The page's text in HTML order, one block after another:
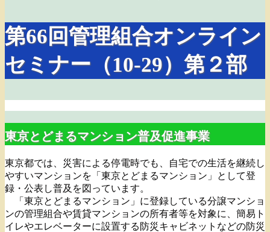
第66回管理組合オンライン
セミナー（10-29）第２部
東京とどまるマンション普及促進事業
東京都では、災害による停電時でも、自宅での生活を継続し
やすいマンションを「東京とどまるマンション」として登
録・公表し普及を図っています。
「東京とどまるマンション」に登録している分譲マンショ
ンの管理組合や賃貸マンションの所有者等を対象に、簡易ト
イレやエレベーターに設置する防災キャビネットなどの防災